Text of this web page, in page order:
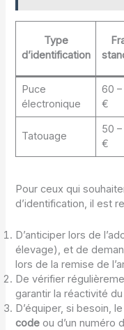
Type
d’identification
Puce
électronique
60
€
Tatouage
50
€
Pour ceux qui
d’identification, il est
D’anticiper lors de
élevage), et de
lors de la remise de
De vérifier
garantir la réactivité
D’équiper, si besoin,
code ou d’un numéro